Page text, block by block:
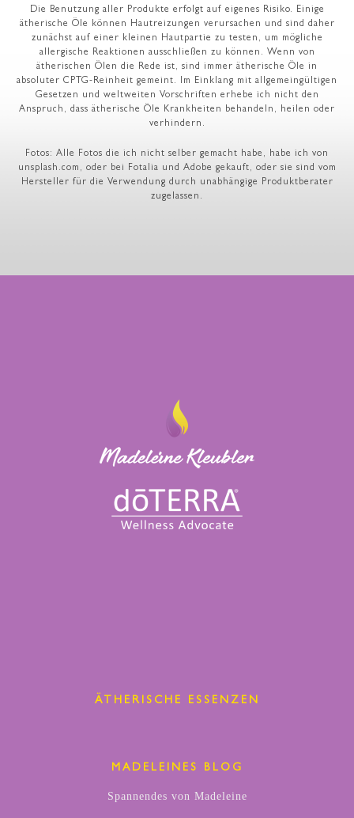
Die Benutzung aller Produkte erfolgt auf eigenes Risiko. Einige
ätherische Öle können Hautreizungen verursachen und sind daher
zunächst auf einer kleinen Hautpartie zu testen, um mögliche
allergische Reaktionen ausschließen zu können. Wenn von
ätherischen Ölen die Rede ist, sind immer ätherische Öle in
absoluter CPTG-Reinheit gemeint. Im Einklang mit allgemeingültigen
Gesetzen und weltweiten Vorschriften erhebe ich nicht den
Anspruch, dass ätherische Öle Krankheiten behandeln, heilen oder
verhindern.
Fotos: Alle Fotos die ich nicht selber gemacht habe, habe ich von
unsplash.com, oder bei Fotalia und Adobe gekauft, oder sie sind vom
Hersteller für die Verwendung durch unabhängige Produktberater
zugelassen.
ÄTHERISCHE ESSENZEN
MADELEINES BLOG
Spannendes von Madeleine